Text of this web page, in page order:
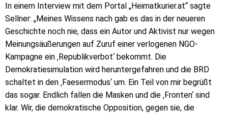
In einem Interview mit dem Portal „Heimatkurier.at“ sagte
Sellner: „Meines Wissens nach gab es das in der neueren
Geschichte noch nie, dass ein Autor und Aktivist nur wegen
Meinungsäußerungen auf Zuruf einer verlogenen NGO-
Kampagne ein ‚Republikverbot‘ bekommt. Die
Demokratiesimulation wird heruntergefahren und die BRD
schaltet in den ‚Faesermodus‘ um. Ein Teil von mir begrüßt
das sogar. Endlich fallen die Masken und die ‚Fronten‘ sind
klar. Wir, die demokratische Opposition, gegen sie, die